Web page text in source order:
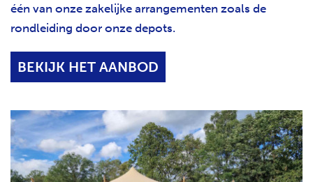
één van onze zakelijke arrangementen zoals de
rondleiding door onze depots.
BEKIJK HET AANBOD